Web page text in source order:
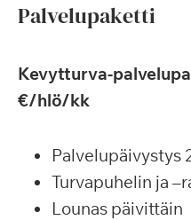
Palvelupaketti
Kevytturva-
€/hlö/kk
Palvelupäivystys
Turvapuhelin ja
Lounas päivittäin